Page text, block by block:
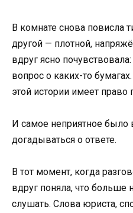
В комнате снова повисла
другой — плотной,
вдруг ясно
вопрос о каких-то
этой истории имеет право
И самое неприятное было
догадываться о ответе.
В тот момент, когда
вдруг поняла, что больше
слушать. Слова юриста,